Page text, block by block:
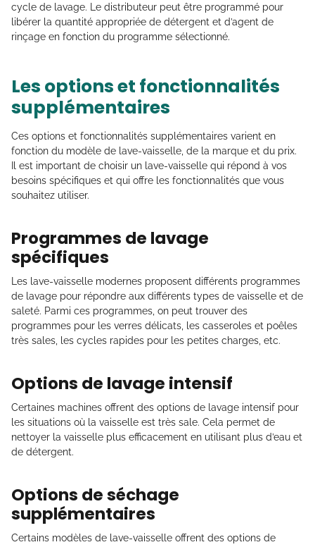
cycle de lavage. Le distributeur peut être programmé pour
libérer la quantité appropriée de détergent et d’agent de
rinçage en fonction du programme sélectionné.
Les options et fonctionnalités
supplémentaires
Ces options et fonctionnalités supplémentaires varient en
fonction du modèle de lave-vaisselle, de la marque et du prix.
Il est important de choisir un lave-vaisselle qui répond à vos
besoins spécifiques et qui offre les fonctionnalités que vous
souhaitez utiliser.
Programmes de lavage
spécifiques
Les lave-vaisselle modernes proposent différents programmes
de lavage pour répondre aux différents types de vaisselle et de
saleté. Parmi ces programmes, on peut trouver des
programmes pour les verres délicats, les casseroles et poêles
très sales, les cycles rapides pour les petites charges, etc.
Options de lavage intensif
Certaines machines offrent des options de lavage intensif pour
les situations où la vaisselle est très sale. Cela permet de
nettoyer la vaisselle plus efficacement en utilisant plus d’eau et
de détergent.
Options de séchage
supplémentaires
Certains modèles de lave-vaisselle offrent des options de